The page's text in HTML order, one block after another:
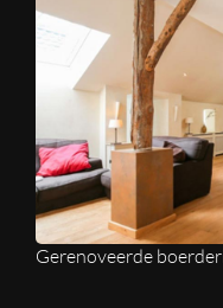
Gerenoveerde